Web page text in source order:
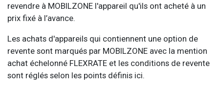
revendre à MOBILZONE l'appareil qu'ils ont acheté à un
prix fixé à l’avance.
Les achats d'appareils qui contiennent une option de
revente sont marqués par MOBILZONE avec la mention
achat échelonné FLEXRATE et les conditions de revente
sont réglés selon les points définis ici.